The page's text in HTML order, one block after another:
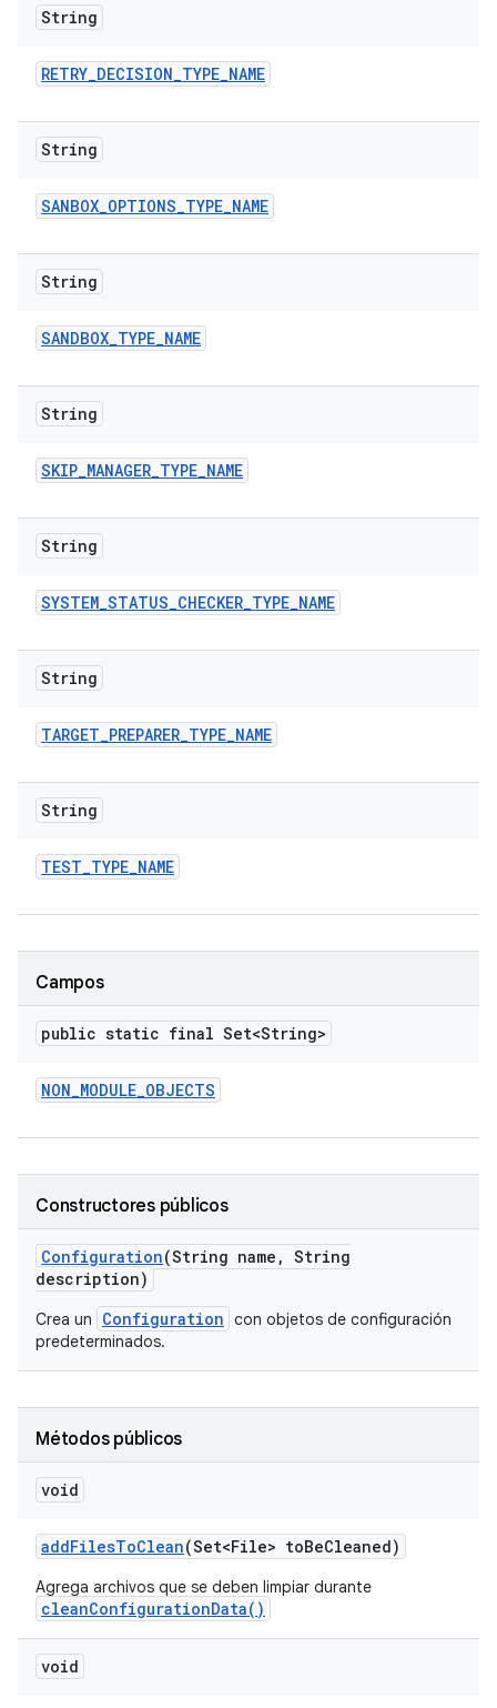
String
RETRY_DECISION_TYPE_NAME
String
SANBOX_OPTIONS_TYPE_NAME
String
SANDBOX_TYPE_NAME
String
SKIP_MANAGER_TYPE_NAME
String
SYSTEM_STATUS_CHECKER_TYPE_NAME
String
TARGET_PREPARER_TYPE_NAME
String
TEST_TYPE_NAME
Campos
public static final Set<String>
NON_MODULE_OBJECTS
Constructores públicos
Configuration(String name , String
description)
Crea un Configuration con objetos de configuración
predeterminados.
Métodos públicos
void
addFilesToClean(Set<File> toBeCleaned)
Agrega archivos que se deben limpiar durante
cleanConfigurationData()
void